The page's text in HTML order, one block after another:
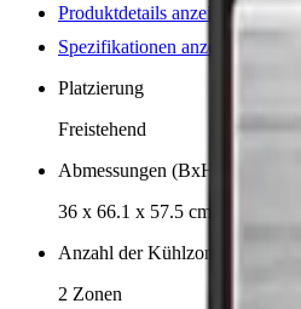
Produktdetails anzeigen
Spezifikationen anzeigen
Platzierung
Freistehend
Abmessungen (BxHxT cm)
36 x 66.1 x 57.5 cm
Anzahl der Kühlzonen
2 Zonen